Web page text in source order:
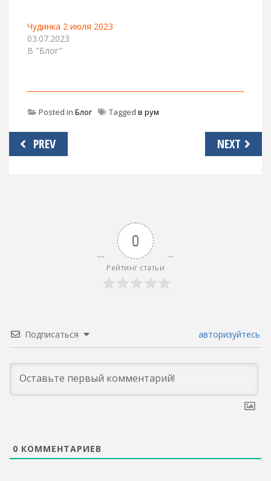
Чудинка 2 июля 2023
03.07.2023
В "Блог"
Posted in Блог Tagged в рум
Навигация
по
PREV NEXT
0
Рейтинг статьи
Подписаться авторизуйтесь
0 КОММЕНТАРИЕВ